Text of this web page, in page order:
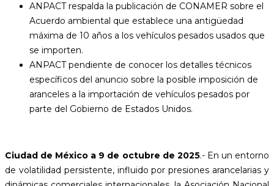
ANPACT respalda la publicación de CONAMER sobre el
Acuerdo ambiental que establece una antigüedad
máxima de 10 años a los vehículos pesados usados que
se importen.
ANPACT pendiente de conocer los detalles técnicos
específicos del anuncio sobre la posible imposición de
aranceles a la importación de vehículos pesados por
parte del Gobierno de Estados Unidos.
Ciudad de México a 9 de octubre de 2025.- En un entorno
de volatilidad persistente, influido por presiones arancelarias y